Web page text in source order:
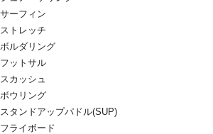
サーフィン
ストレッチ
ボルダリング
フットサル
スカッシュ
ボウリング
スタンドアップパドル(SUP)
フライボード